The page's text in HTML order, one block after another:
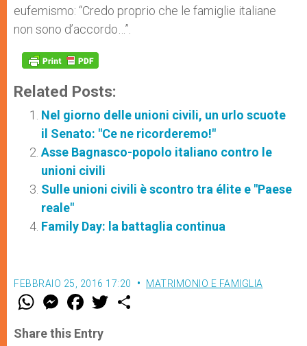
eufemismo: “Credo proprio che le famiglie italiane
non sono d’accordo…”.
Related Posts:
Nel giorno delle unioni civili, un urlo scuote
il Senato: "Ce ne ricorderemo!"
Asse Bagnasco-popolo italiano contro le
unioni civili
Sulle unioni civili è scontro tra élite e "Paese
reale"
Family Day: la battaglia continua
FEBBRAIO 25, 2016 17:20 MATRIMONIO E FAMIGLIA
W
t
s
M
e
s
e
F
a
e
b
w
Share this Entry